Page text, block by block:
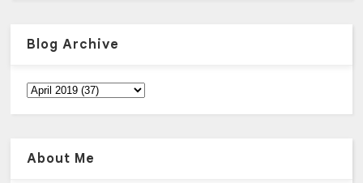
Blog Archive
About Me